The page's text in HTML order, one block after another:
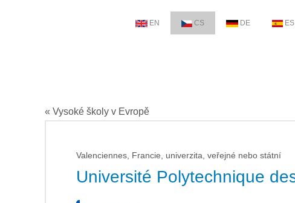
EN CS DE ES
« Vysoké školy v Evropě
Valenciennes, Francie, univerzita, veřejné nebo státní
Université Polytechnique